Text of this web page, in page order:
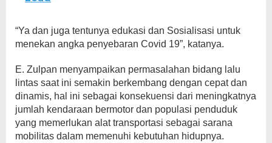
“Ya dan juga tentunya edukasi dan Sosialisasi untuk
menekan angka penyebaran Covid 19”, katanya.
E. Zulpan menyampaikan permasalahan bidang lalu
lintas saat ini semakin berkembang dengan cepat dan
dinamis, hal ini sebagai konsekuensi dari meningkatnya
jumlah kendaraan bermotor dan populasi penduduk
yang memerlukan alat transportasi sebagai sarana
mobilitas dalam memenuhi kebutuhan hidupnya.